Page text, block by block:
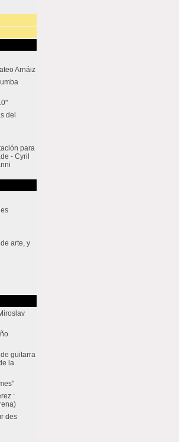
Arnáiz
del
para
- Cyril
arte, y
guitarra
la
:
des